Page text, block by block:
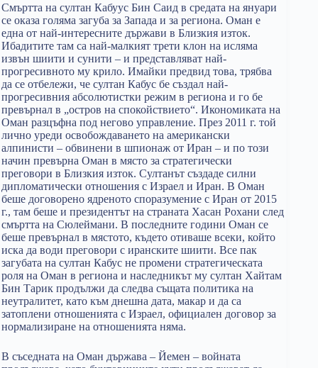
Смъртта на султан Кабуус Бин Саид в средата на януари
се оказа голяма загуба за Запада и за региона. Оман е
една от най-интересните държави в Близкия изток.
Ибадитите там са най-малкият трети клон на исляма
извън шиити и сунити – и представляват най-
прогресивното му крило. Имайки предвид това, трябва
да се отбележи, че султан Кабус бе създал най-
прогресивния абсолютистки режим в региона и го бе
превърнал в „остров на спокойствието“. Икономиката на
Оман разцъфна под негово управление. През 2011 г. той
лично уреди освобождаването на американски
алпинисти – обвинени в шпионаж от Иран – и по този
начин превърна Оман в място за стратегически
преговори в Близкия изток. Султанът създаде силни
дипломатически отношения с Израел и Иран. В Оман
беше договорено ядреното споразумение с Иран от 2015
г., там беше и президентът на страната Хасан Рохани след
смъртта на Сюлеймани. В последните години Оман се
беше превърнал в мястото, където отиваше всеки, който
иска да води преговори с иранските шиити. Все пак
загубата на султан Кабус не промени стратегическата
роля на Оман в региона и наследникът му султан Хайтам
Бин Тарик продължи да следва същата политика на
неутралитет, като към днешна дата, макар и да са
затоплени отношенията с Израел, официален договор за
нормализиране на отношенията няма.
В съседната на Оман държава – Йемен – войната